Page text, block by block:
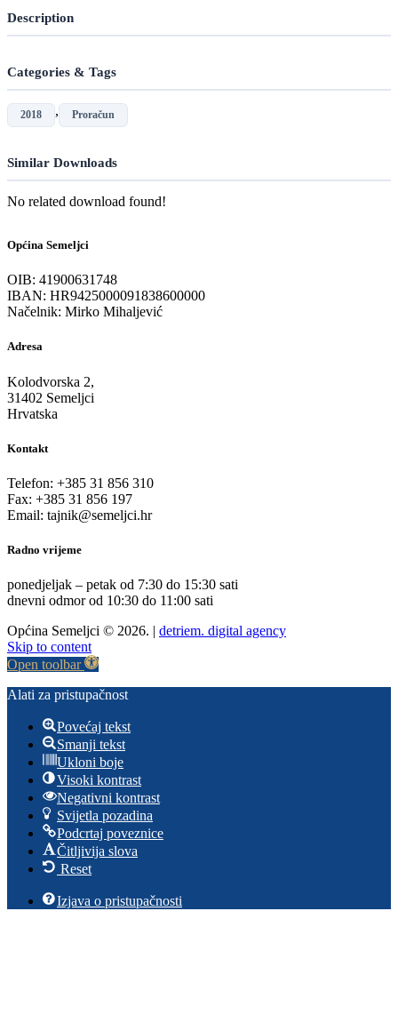
Description
Categories & Tags
2018 , Proračun
Similar Downloads
No related download found!
Općina Semeljci
OIB: 41900631748
IBAN: HR9425000091838600000
Načelnik: Mirko Mihaljević
Adresa
Kolodvorska 2,
31402 Semeljci
Hrvatska
Kontakt
Telefon: +385 31 856 310
Fax: +385 31 856 197
Email: tajnik@semeljci.hr
Radno vrijeme
ponedjeljak – petak od 7:30 do 15:30 sati
dnevni odmor od 10:30 do 11:00 sati
Općina Semeljci © 2026. | detriem. digital agency
Skip to content
Open toolbar
Alati za pristupačnost
Povećaj tekst
Smanji tekst
Ukloni boje
Visoki kontrast
Negativni kontrast
Svijetla pozadina
Podcrtaj poveznice
Čitljivija slova
Reset
Izjava o pristupačnosti